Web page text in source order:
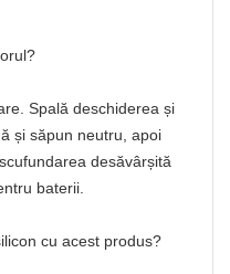
Spală deschiderea și
și săpun neutru, apoi
desăvârșită
baterii.
cu acest produs?